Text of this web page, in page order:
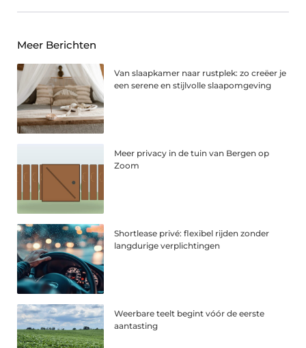
Meer Berichten
Van slaapkamer naar rustplek: zo creëer je
een serene en stijlvolle slaapomgeving
Meer privacy in de tuin van Bergen op
Zoom
Shortlease privé: flexibel rijden zonder
langdurige verplichtingen
Weerbare teelt begint vóór de eerste
aantasting